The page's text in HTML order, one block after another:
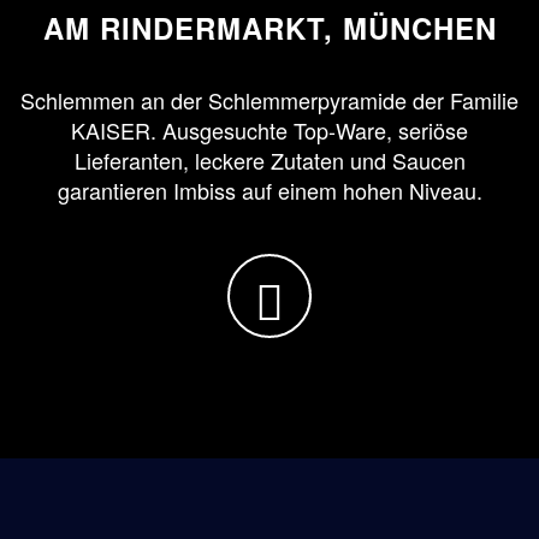
AM RINDERMARKT, MÜNCHEN
Schlemmen an der Schlemmerpyramide der Familie
KAISER. Ausgesuchte Top-Ware, seriöse
Lieferanten, leckere Zutaten und Saucen
garantieren Imbiss auf einem hohen Niveau.